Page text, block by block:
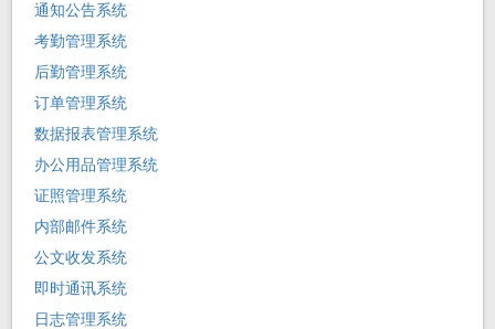
通知公告系统
考勤管理系统
后勤管理系统
订单管理系统
数据报表管理系统
办公用品管理系统
证照管理系统
内部邮件系统
公文收发系统
即时通讯系统
日志管理系统